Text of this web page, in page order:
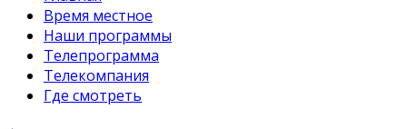
Время местное
Наши программы
Телепрограмма
Телекомпания
Где смотреть